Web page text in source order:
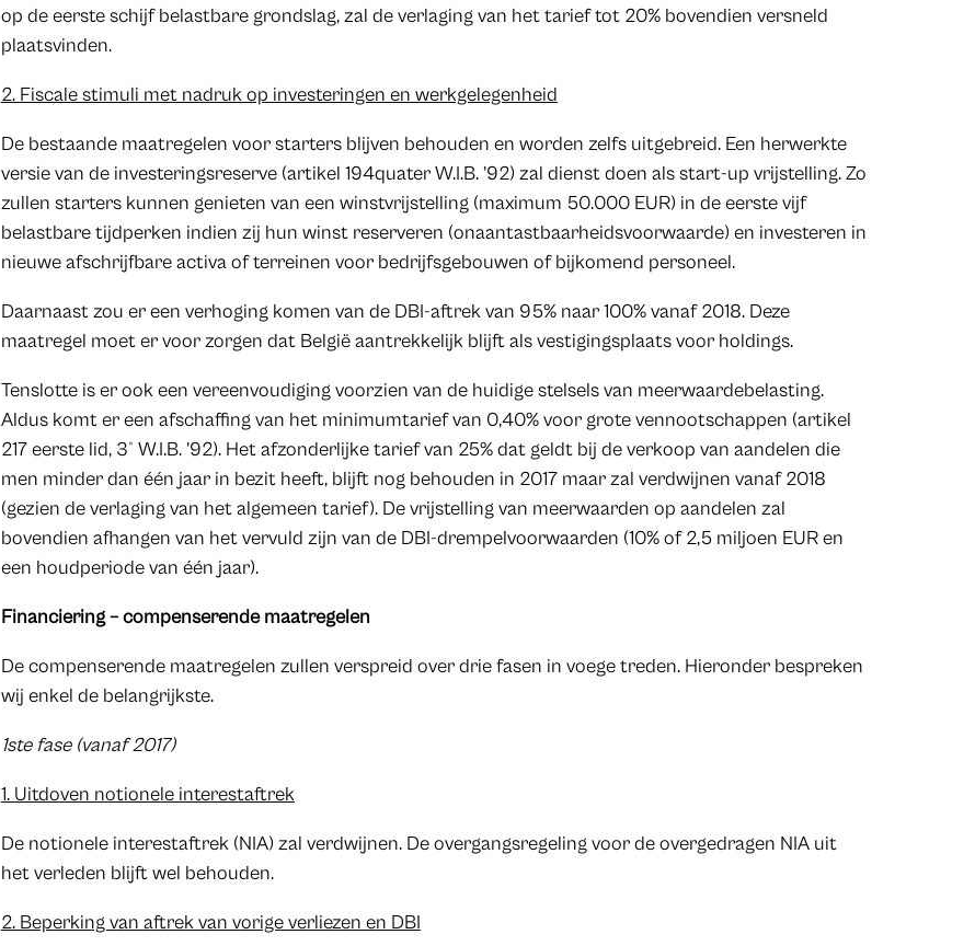
op de eerste schijf belastbare grondslag, zal de verlaging van het tarief tot 20% bovendien versneld
plaatsvinden.
2. Fiscale stimuli met nadruk op investeringen en werkgelegenheid
De bestaande maatregelen voor starters blijven behouden en worden zelfs uitgebreid. Een herwerkte
versie van de investeringsreserve (artikel 194quater W.I.B. ’92) zal dienst doen als start-up vrijstelling. Zo
zullen starters kunnen genieten van een winstvrijstelling (maximum 50.000 EUR) in de eerste vijf
belastbare tijdperken indien zij hun winst reserveren (onaantastbaarheidsvoorwaarde) en investeren in
nieuwe afschrijfbare activa of terreinen voor bedrijfsgebouwen of bijkomend personeel.
Daarnaast zou er een verhoging komen van de DBI-aftrek van 95% naar 100% vanaf 2018. Deze
maatregel moet er voor zorgen dat België aantrekkelijk blijft als vestigingsplaats voor holdings.
Tenslotte is er ook een vereenvoudiging voorzien van de huidige stelsels van meerwaardebelasting.
Aldus komt er een afschaffing van het minimumtarief van 0,40% voor grote vennootschappen (artikel
217 eerste lid, 3° W.I.B. ’92). Het afzonderlijke tarief van 25% dat geldt bij de verkoop van aandelen die
men minder dan één jaar in bezit heeft, blijft nog behouden in 2017 maar zal verdwijnen vanaf 2018
(gezien de verlaging van het algemeen tarief). De vrijstelling van meerwaarden op aandelen zal
bovendien afhangen van het vervuld zijn van de DBI-drempelvoorwaarden (10% of 2,5 miljoen EUR en
een houdperiode van één jaar).
Financiering – compenserende maatregelen
De compenserende maatregelen zullen verspreid over drie fasen in voege treden. Hieronder bespreken
wij enkel de belangrijkste.
1ste fase (vanaf 2017)
1. Uitdoven notionele interestaftrek
De notionele interestaftrek (NIA) zal verdwijnen. De overgangsregeling voor de overgedragen NIA uit
het verleden blijft wel behouden.
2. Beperking van aftrek van vorige verliezen en DBI